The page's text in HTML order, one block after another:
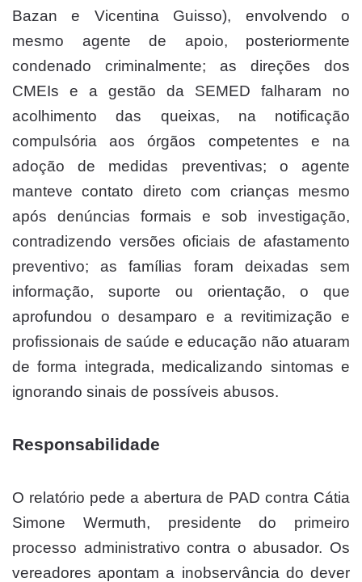
Bazan e Vicentina Guisso), envolvendo o
mesmo agente de apoio, posteriormente
condenado criminalmente; as direções dos
CMEIs e a gestão da SEMED falharam no
acolhimento das queixas, na notificação
compulsória aos órgãos competentes e na
adoção de medidas preventivas; o agente
manteve contato direto com crianças mesmo
após denúncias formais e sob investigação,
contradizendo versões oficiais de afastamento
preventivo; as famílias foram deixadas sem
informação, suporte ou orientação, o que
aprofundou o desamparo e a revitimização e
profissionais de saúde e educação não atuaram
de forma integrada, medicalizando sintomas e
ignorando sinais de possíveis abusos.
Responsabilidade
O relatório pede a abertura de PAD contra Cátia
Simone Wermuth, presidente do primeiro
processo administrativo contra o abusador. Os
vereadores apontam a inobservância do dever